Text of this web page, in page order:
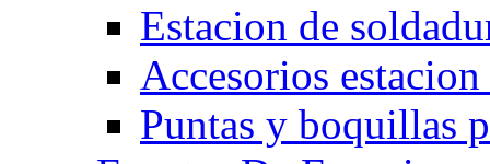
Estacion de
Accesorios
Puntas y boquillas